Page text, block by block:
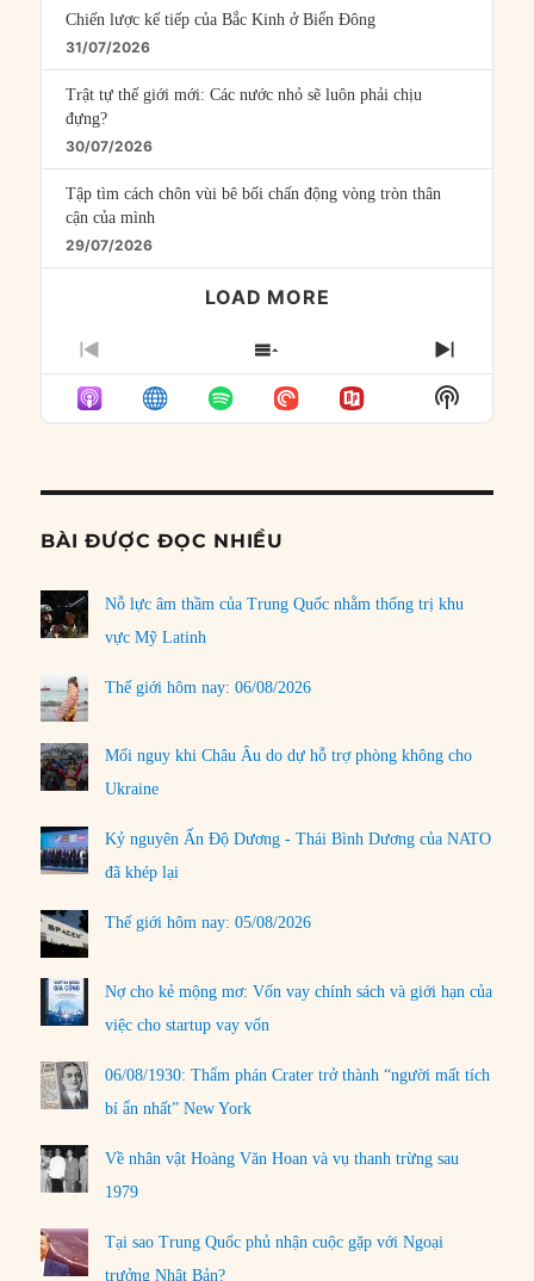
Chiến lược kế tiếp của Bắc Kinh ở Biển Đông
31/07/2026
Trật tự thế giới mới: Các nước nhỏ sẽ luôn phải chịu
đựng?
30/07/2026
Tập tìm cách chôn vùi bê bối chấn động vòng tròn thân
cận của mình
29/07/2026
LOAD MORE
PREVIOUS
EPISODE
SHOW
EPISODES
LIST
NEXT
Show
Podcast
BÀI ĐƯỢC ĐỌC NHIỀU
Nỗ lực âm thầm của Trung Quốc nhằm thống trị khu
vực Mỹ Latinh
Thế giới hôm nay: 06/08/2026
Mối nguy khi Châu Âu do dự hỗ trợ phòng không cho
Ukraine
Kỷ nguyên Ấn Độ Dương - Thái Bình Dương của NATO
đã khép lại
Thế giới hôm nay: 05/08/2026
Nợ cho kẻ mộng mơ: Vốn vay chính sách và giới hạn của
việc cho startup vay vốn
06/08/1930: Thẩm phán Crater trở thành “người mất tích
bí ẩn nhất” New York
Về nhân vật Hoàng Văn Hoan và vụ thanh trừng sau
1979
Tại sao Trung Quốc phủ nhận cuộc gặp với Ngoại
trưởng Nhật Bản?